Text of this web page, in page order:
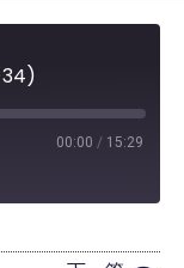
34)
00:00 / 15:29